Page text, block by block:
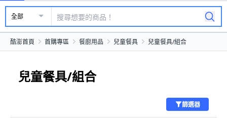
全部
酷澎首頁 首購專區 餐廚用品 兒童餐具 兒童餐具/組合
兒童餐具/組合
篩選器